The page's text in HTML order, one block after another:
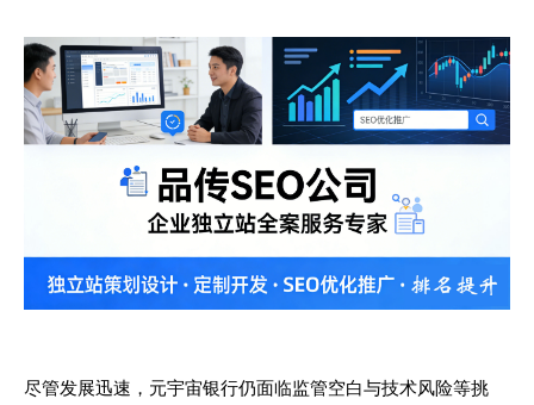
尽管发展迅速，元宇宙银行仍面临监管空白与技术风险等挑